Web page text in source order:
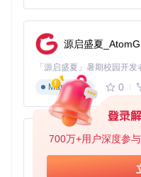
700万+用户深度参
驱动补丁系统位于项目的
patch/patchsets/
式实现硬件支持：
内核扩展替换：用修改
设备属性修改：调整硬
功能模拟 ：通过软件方
这些补丁会根据检测到的
手动配置，大大降低了操
场景实践：三种安
源启盛夏
Markdown
0
py-xiaozhi